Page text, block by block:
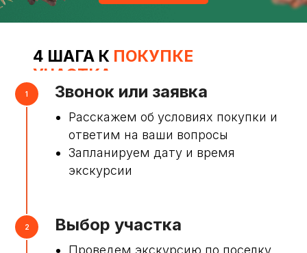
4 ШАГА К ПОКУПКЕ
УЧАСТКА
Звонок или заявка
Расскажем об условиях покупки и
ответим на ваши вопросы
Запланируем дату и время
экскурсии
Выбор участка
Проведем экскурсию по поселку